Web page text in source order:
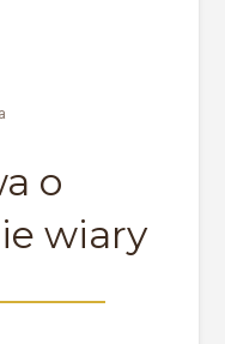
o
wiary